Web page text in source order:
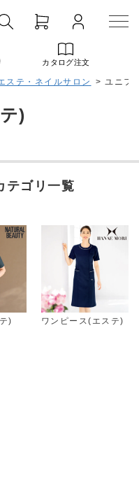
カタログ注文
ステ・ネイルサロン > ユニフ
)
テゴリ一覧
) ワンピース(エステ)